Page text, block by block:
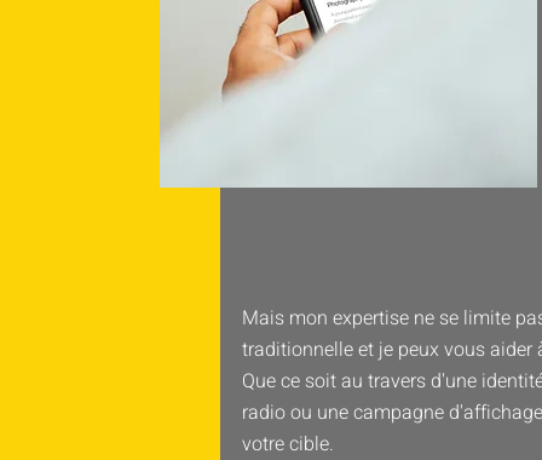
Mais mon expertise ne se limite
traditionnelle et je peux vous aider
Que ce soit au travers d'une
radio ou une campagne
votre cible.